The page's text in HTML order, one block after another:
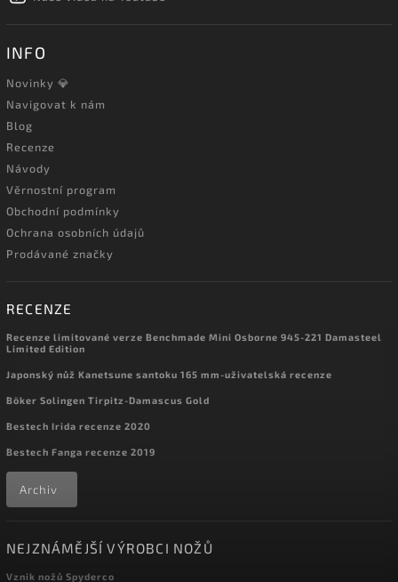
INFO
Novinky 💎
Navigovat k nám
Blog
Recenze
Návody
Věrnostní program
Obchodní podmínky
Ochrana osobních údajů
Prodávané značky
RECENZE
Recenze limitované verze Benchmade Mini Osborne 945-221 Damasteel
Limited Edition
Japonský nůž Kanetsune santoku 165 mm-uživatelská recenze
Böker Solingen Tirpitz-Damascus Gold
Bestech Irida recenze 2020
Bestech Fanga recenze 2019
Archiv
NEJZNÁMĚJŠÍ VÝROBCI NOŽŮ
Vznik nožů Spyderco